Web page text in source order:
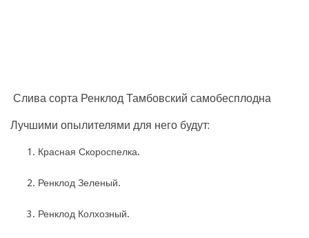
Слива сорта Ренклод Тамбовский самобесплодна
Лучшими опылителями для него будут:
Красная Скороспелка.
Ренклод Зеленый.
Ренклод Колхозный.